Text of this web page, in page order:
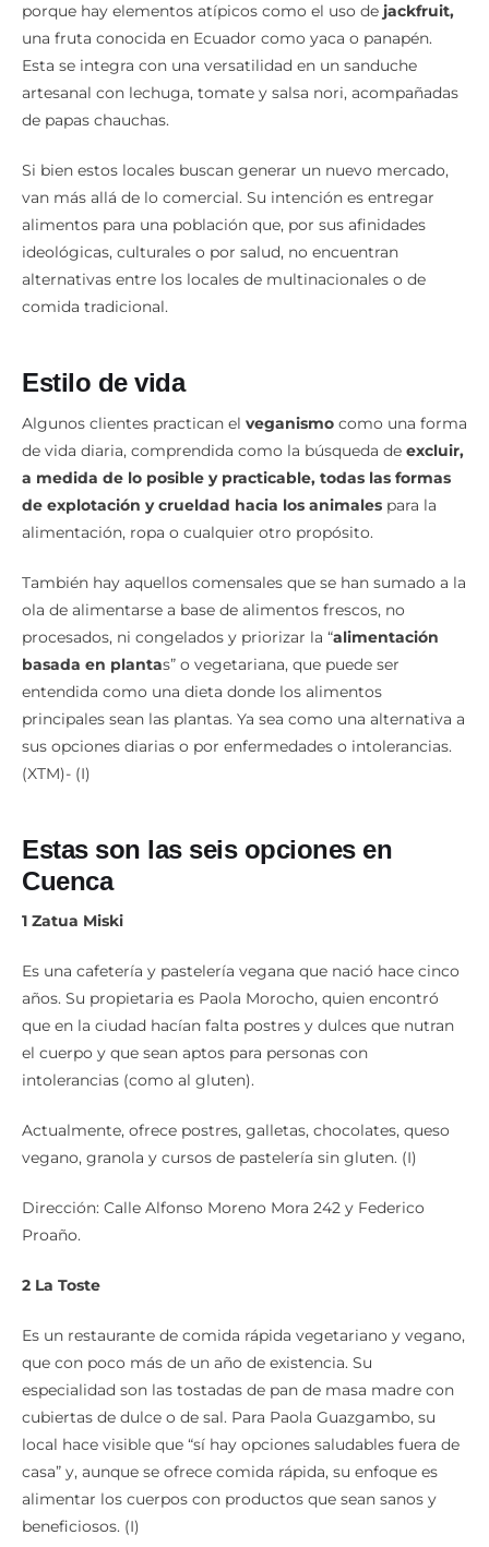
porque hay elementos atípicos como el uso de jackfruit,
una fruta conocida en Ecuador como yaca o panapén.
Esta se integra con una versatilidad en un sanduche
artesanal con lechuga, tomate y salsa nori, acompañadas
de papas chauchas.
Si bien estos locales buscan generar un nuevo mercado,
van más allá de lo comercial. Su intención es entregar
alimentos para una población que, por sus afinidades
ideológicas, culturales o por salud, no encuentran
alternativas entre los locales de multinacionales o de
comida tradicional.
Estilo de vida
Algunos clientes practican el veganismo como una forma
de vida diaria, comprendida como la búsqueda de excluir,
a medida de lo posible y practicable, todas las formas
de explotación y crueldad hacia los animales para la
alimentación, ropa o cualquier otro propósito.
También hay aquellos comensales que se han sumado a la
ola de alimentarse a base de alimentos frescos, no
procesados, ni congelados y priorizar la “alimentación
basada en plantas” o vegetariana, que puede ser
entendida como una dieta donde los alimentos
principales sean las plantas. Ya sea como una alternativa a
sus opciones diarias o por enfermedades o intolerancias.
(XTM)- (I)
Estas son las seis opciones en
Cuenca
1 Zatua Miski
Es una cafetería y pastelería vegana que nació hace cinco
años. Su propietaria es Paola Morocho, quien encontró
que en la ciudad hacían falta postres y dulces que nutran
el cuerpo y que sean aptos para personas con
intolerancias (como al gluten).
Actualmente, ofrece postres, galletas, chocolates, queso
vegano, granola y cursos de pastelería sin gluten. (I)
Dirección: Calle Alfonso Moreno Mora 242 y Federico
Proaño.
2 La Toste
Es un restaurante de comida rápida vegetariano y vegano,
que con poco más de un año de existencia. Su
especialidad son las tostadas de pan de masa madre con
cubiertas de dulce o de sal. Para Paola Guazgambo, su
local hace visible que “sí hay opciones saludables fuera de
casa” y, aunque se ofrece comida rápida, su enfoque es
alimentar los cuerpos con productos que sean sanos y
beneficiosos. (I)